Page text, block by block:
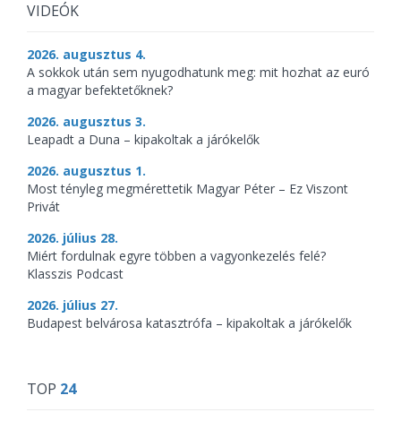
VIDEÓK
2026. augusztus 4.
A sokkok után sem nyugodhatunk meg: mit hozhat az euró
a magyar befektetőknek?
2026. augusztus 3.
Leapadt a Duna – kipakoltak a járókelők
2026. augusztus 1.
Most tényleg megmérettetik Magyar Péter – Ez Viszont
Privát
2026. július 28.
Miért fordulnak egyre többen a vagyonkezelés felé?
Klasszis Podcast
2026. július 27.
Budapest belvárosa katasztrófa – kipakoltak a járókelők
TOP 24